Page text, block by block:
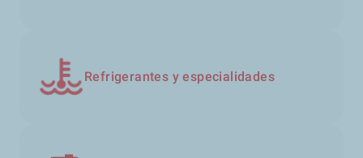
Refrigerantes y especialidades